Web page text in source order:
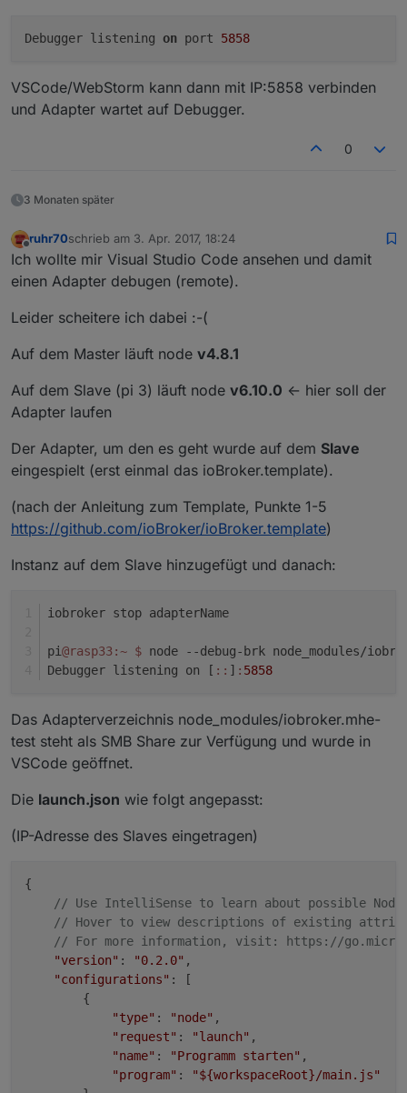
Debugger listening on port 5858
VSCode/WebStorm kann dann mit IP:5858 verbinden
und Adapter wartet auf Debugger.
0
3 Monaten später
Offline
ruhr70schrieb am 3. Apr. 2017, 18:24
zuletzt editiert von
Ich wollte mir Visual Studio Code ansehen und damit
einen Adapter debugen (remote).
Leider scheitere ich dabei :-(
Auf dem Master läuft node v4.8.1
Auf dem Slave (pi 3) läuft node v6.10.0 <- hier soll der
Adapter laufen
Der Adapter, um den es geht wurde auf dem Slave
eingespielt (erst einmal das ioBroker.template).
(nach der Anleitung zum Template, Punkte 1-5
https://github.com/ioBroker/ioBroker.template)
Instanz auf dem Slave hinzugefügt und danach:
iobroker stop adapterName
pi@rasp33 :~ $ node --debug-brk node_modules/
Debugger listening on [ : : ] : 5858
Das Adapterverzeichnis node_modules/iobroker.mhe-
test steht als SMB Share zur Verfügung und wurde in
VSCode geöffnet.
Die launch.json wie folgt angepasst:
(IP-Adresse des Slaves eingetragen)
{
// Use IntelliSense to learn about possible
// Hover to view descriptions of existing
// For more information, visit: https://
"version" : "0.2.0" ,
"configurations" : [
        {
"type" : "node" ,
"request" : "launch" ,
"name" : "Programm starten" ,
"program" : "${workspaceRoot}/main.js"